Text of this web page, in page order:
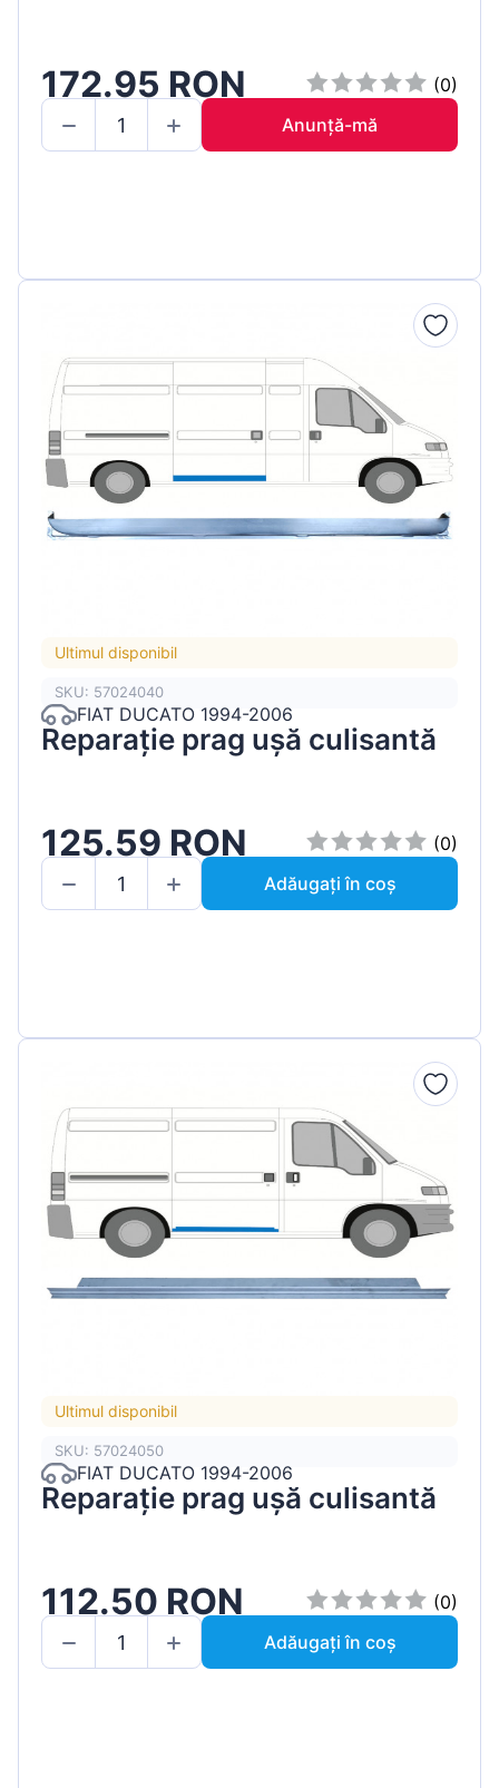
172.95 RON
(0)
Anunță-mă
Ultimul disponibil
SKU: 57024040
FIAT DUCATO 1994-2006
Reparație prag ușă culisantă
125.59 RON
(0)
Adăugați în coș
Ultimul disponibil
SKU: 57024050
FIAT DUCATO 1994-2006
Reparație prag ușă culisantă
112.50 RON
(0)
Adăugați în coș